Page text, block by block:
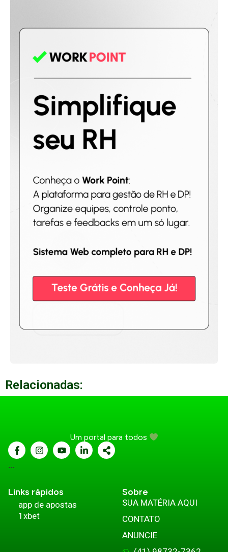
Relacionadas:
Um portal para todos
...
Links rápidos
app de apostas
1xbet
Sobre
SUA MATÉRIA AQUI
CONTATO
ANUNCIE